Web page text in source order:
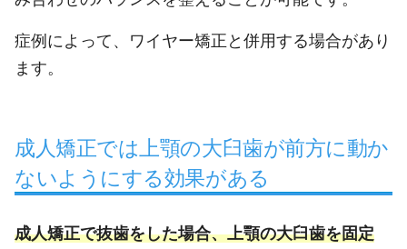
症例によって、ワイヤー矯正と併用する場合があり
ます。
成人矯正では上顎の大臼歯が前方に動か
ないようにする効果がある
成人矯正で抜歯をした場合、上顎の大臼歯を固定